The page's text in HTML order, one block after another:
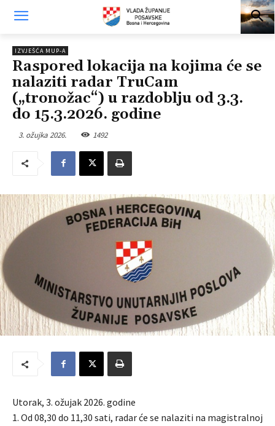
IZVJEŠĆA MUP-A
Raspored lokacija na kojima će se
nalaziti radar TruCam
(„tronožac“) u razdoblju od 3.3.
do 15.3.2026. godine
3. ožujka 2026. 1492
Utorak, 3. ožujak 2026. godine
1. Od 08,30 do 11,30 sati, radar će se nalaziti na magistralnoj